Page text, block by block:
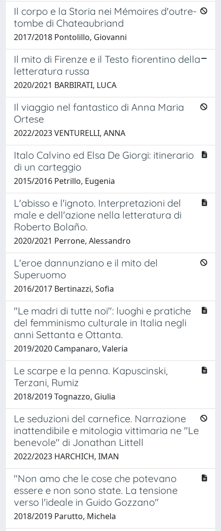
Il corpo e la Storia nei Mémoires d'outre-
tombe di Chateaubriand
2017/2018 Pontolillo, Giovanni
Il mito di Firenze e il Testo fiorentino della
letteratura russa
2020/2021 BARBIRATI, LUCA
Il viaggio nel fantastico di Anna Maria
Ortese
2022/2023 VENTURELLI, ANNA
Italo Calvino ed Elsa De Giorgi: itinerario
di un carteggio
2015/2016 Petrillo, Eugenia
L'abisso e l'ignoto. Interpretazioni del
male e dell'azione nella letteratura di
Roberto Bolaño.
2020/2021 Perrone, Alessandro
L'eroe dannunziano e il mito del
Superuomo
2016/2017 Bertinazzi, Sofia
"Le madri di tutte noi": luoghi e pratiche
del femminismo culturale in Italia negli
anni Settanta e Ottanta.
2019/2020 Campanaro, Valeria
Le scarpe e la penna. Kapuscinski,
Terzani, Rumiz
2018/2019 Tognazzo, Giulia
Le seduzioni del carnefice. Narrazione
inattendibile e mitologia vittimaria ne "Le
benevole" di Jonathan Littell
2022/2023 HARCHICH, IMAN
"Non amo che le cose che potevano
essere e non sono state. La tensione
verso l'ideale in Guido Gozzano"
2018/2019 Parutto, Michela